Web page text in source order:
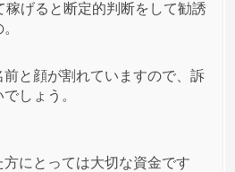
人はビクビクしてるのかな(
スゴールド(PGA)
すいスキャムだったのに自分
稼げると断定的判断をして勧誘
前と顔が割れていますので、訴
しょう。
にとっては大切な資金です